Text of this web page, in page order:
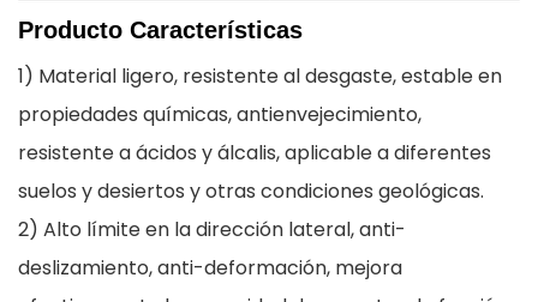
Producto Características
1) Material ligero, resistente al desgaste, estable en
propiedades químicas, antienvejecimiento,
resistente a ácidos y álcalis, aplicable a diferentes
suelos y desiertos y otras condiciones geológicas.
2) Alto límite en la dirección lateral, anti-
deslizamiento, anti-deformación, mejora